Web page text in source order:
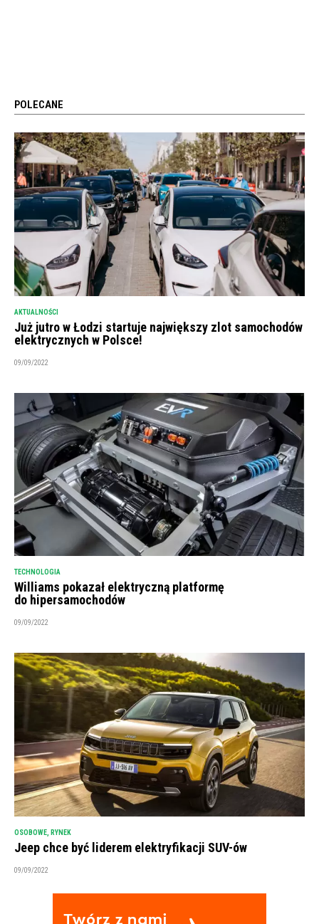
POLECANE
AKTUALNOŚCI
Już jutro w Łodzi startuje największy zlot samochodów
elektrycznych w Polsce!
09/09/2022
TECHNOLOGIA
Williams pokazał elektryczną platformę
do hipersamochodów
09/09/2022
OSOBOWE RYNEK
Jeep chce być liderem elektryfikacji SUV-ów
09/09/2022